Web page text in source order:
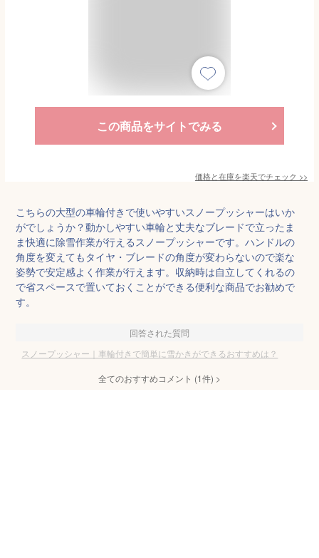
この商品をサイトでみる
価格と在庫を楽天でチェック >>
こちらの大型の車輪付きで使いやすいスノープッシャーはいか
がでしょうか？動かしやすい車輪と丈夫なブレードで立ったま
ま快適に除雪作業が行えるスノープッシャーです。ハンドルの
角度を変えてもタイヤ・ブレードの角度が変わらないので楽な
姿勢で安定感よく作業が行えます。収納時は自立してくれるの
で省スペースで置いておくことができる便利な商品でお勧めで
す。
回答された質問
スノープッシャー｜車輪付きで簡単に雪かきができるおすすめは？
全てのおすすめコメント (1件) >